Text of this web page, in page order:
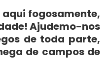
fogosamente,
Ajudemo-nos
de toda parte,
de campos de